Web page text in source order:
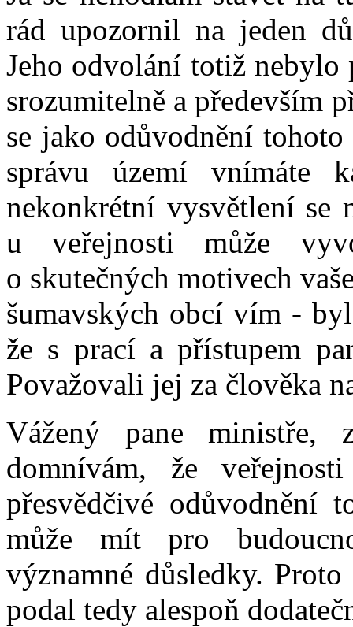
rád upozornil na jeden
Jeho odvolání totiž nebylo
srozumitelně a především
se jako odůvodnění
správu území vnímáte
nekonkrétní vysvětlení se
u veřejnosti může
o skutečných motivech
šumavských obcí vím -
že s prací a přístupem
Považovali jej za člověka
Vážený pane ministře,
domnívám, že
přesvědčivé odůvodnění
může mít pro
významné důsledky.
podal tedy alespoň